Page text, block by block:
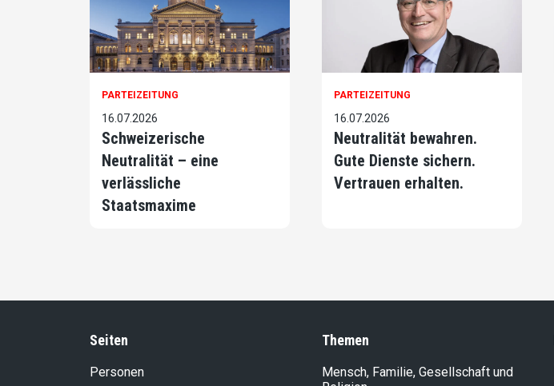
PARTEIZEITUNG
16.07.2026
Schweizerische
Neutralität – eine
verlässliche
Staatsmaxime
PARTEIZEITUNG
16.07.2026
Neutralität bewahren.
Gute Dienste sichern.
Vertrauen erhalten.
Seiten
Personen
Themen
Mensch, Familie, Gesellschaft und